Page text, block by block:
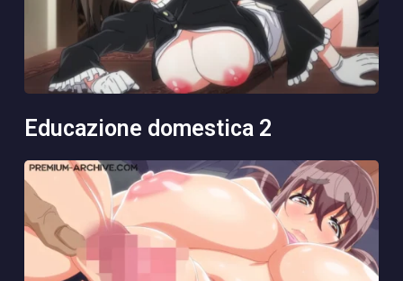
educazione domestica 2